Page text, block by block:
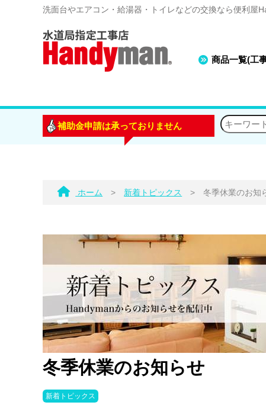
洗面台やエアコン・給湯器・トイレなどの交換なら便利屋
商品一覧(工
補助金申請は承っておりません
ホーム > 新着トピックス > 冬季休業のお知
冬季休業のお知らせ
新着トピックス